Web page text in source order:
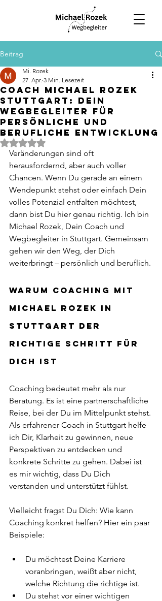
Beitrag
Coach Michael Rozek
Stuttgart: Dein
Wegbegleiter für
persönliche und
berufliche Entwicklung
Mi. Rozek
27. Apr. 3 Min. Lesezeit
Mit NaN von 5 Sternen bewertet.
Veränderungen sind oft
herausfordernd, aber auch voller
Chancen. Wenn Du gerade an einem
Wendepunkt stehst oder einfach Dein
volles Potenzial entfalten möchtest,
dann bist Du hier genau richtig. Ich bin
Michael Rozek, Dein Coach und
Wegbegleiter in Stuttgart. Gemeinsam
gehen wir den Weg, der Dich
weiterbringt – persönlich und beruflich.
Warum Coaching mit
Michael Rozek in
Stuttgart der
richtige Schritt für
Dich ist
Coaching bedeutet mehr als nur
Beratung. Es ist eine partnerschaftliche
Reise, bei der Du im Mittelpunkt stehst.
Als erfahrener Coach in Stuttgart helfe
ich Dir, Klarheit zu gewinnen, neue
Perspektiven zu entdecken und
konkrete Schritte zu gehen. Dabei ist
es mir wichtig, dass Du Dich
verstanden und unterstützt fühlst.
Vielleicht fragst Du Dich: Wie kann
Coaching konkret helfen? Hier ein paar
Beispiele:
Du möchtest Deine Karriere
voranbringen, weißt aber nicht,
welche Richtung die richtige ist.
Du stehst vor einer wichtigen